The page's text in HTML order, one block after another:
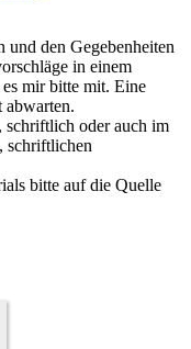
und den Gegebenheiten
in einem
mir bitte mit. Eine
abwarten.
schriftlich oder auch im
schriftlichen
bitte auf die Quelle